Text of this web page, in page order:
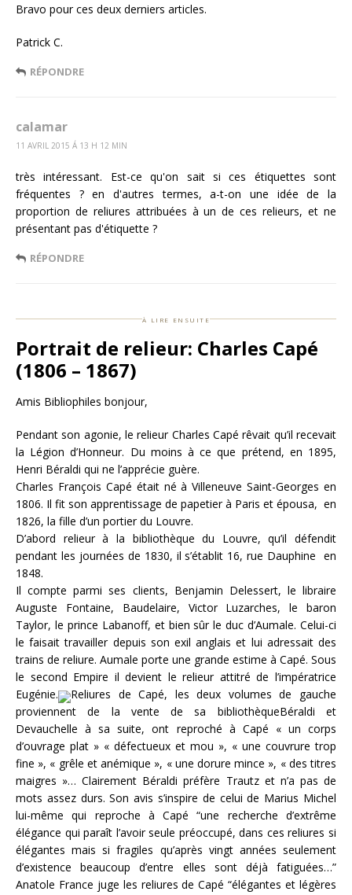
Bravo pour ces deux derniers articles.
Patrick C.
RÉPONDRE
calamar
11 AVRIL 2015 Á 13 H 12 MIN
très intéressant. Est-ce qu'on sait si ces étiquettes sont
fréquentes ? en d'autres termes, a-t-on une idée de la
proportion de reliures attribuées à un de ces relieurs, et ne
présentant pas d'étiquette ?
RÉPONDRE
à lire ensuite
Portrait de relieur: Charles Capé
(1806 – 1867)
Amis Bibliophiles bonjour,
Pendant son agonie, le relieur Charles Capé rêvait qu’il recevait
la Légion d’Honneur. Du moins à ce que prétend, en 1895,
Henri Béraldi qui ne l’apprécie guère.
Charles François Capé était né à Villeneuve Saint-Georges en
1806. Il fit son apprentissage de papetier à Paris et épousa, en
1826, la fille d’un portier du Louvre.
D’abord relieur à la bibliothèque du Louvre, qu’il défendit
pendant les journées de 1830, il s’établit 16, rue Dauphine en
1848.
Il compte parmi ses clients, Benjamin Delessert, le libraire
Auguste Fontaine, Baudelaire, Victor Luzarches, le baron
Taylor, le prince Labanoff, et bien sûr le duc d’Aumale. Celui-ci
le faisait travailler depuis son exil anglais et lui adressait des
trains de reliure. Aumale porte une grande estime à Capé. Sous
le second Empire il devient le relieur attitré de l’impératrice
Eugénie.
Reliures de Capé, les deux volumes de gauche
proviennent de la vente de sa bibliothèqueBéraldi et
Devauchelle à sa suite, ont reproché à Capé « un corps
d’ouvrage plat » « défectueux et mou », « une couvrure trop
fine », « grêle et anémique », « une dorure mince », « des titres
maigres »… Clairement Béraldi préfère Trautz et n’a pas de
mots assez durs. Son avis s’inspire de celui de Marius Michel
lui-même qui reproche à Capé “une recherche d’extrême
élégance qui paraît l’avoir seule préoccupé, dans ces reliures si
élégantes mais si fragiles qu’après vingt années seulement
d’existence beaucoup d’entre elles sont déjà fatiguées…”
Anatole France juge les reliures de Capé “élégantes et légères